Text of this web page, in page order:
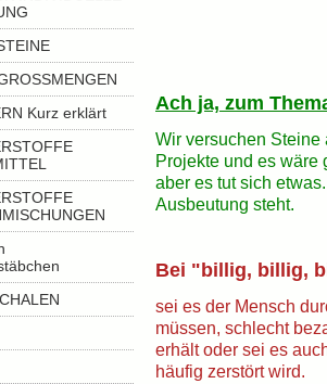
Kurz erklärt
Ach ja, zum
Wir versuchen Steine
Projekte und es wäre
aber es tut sich
Ausbeutung steht.
Bei "billig, billig,
sei es der Mensch
müssen, schlecht
erhält oder sei es
häufig zerstört wird.